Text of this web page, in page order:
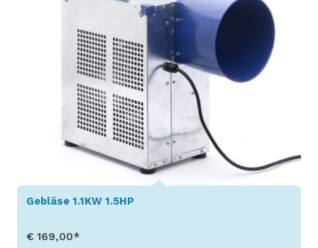
Gebläse 1.1KW 1.5HP
€ 169,00*